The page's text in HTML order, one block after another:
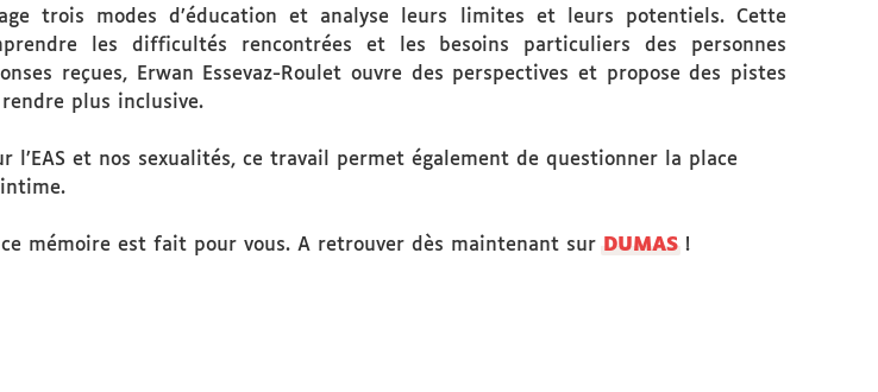
trois modes d’éducation et analyse leurs limites et leurs potentiels. Cette
les difficultés rencontrées et les besoins particuliers des personnes
reçues, Erwan Essevaz-Roulet ouvre des perspectives et propose des pistes
plus inclusive.
et nos sexualités, ce travail permet également de questionner la place
mémoire est fait pour vous. A retrouver dès maintenant sur DUMAS !